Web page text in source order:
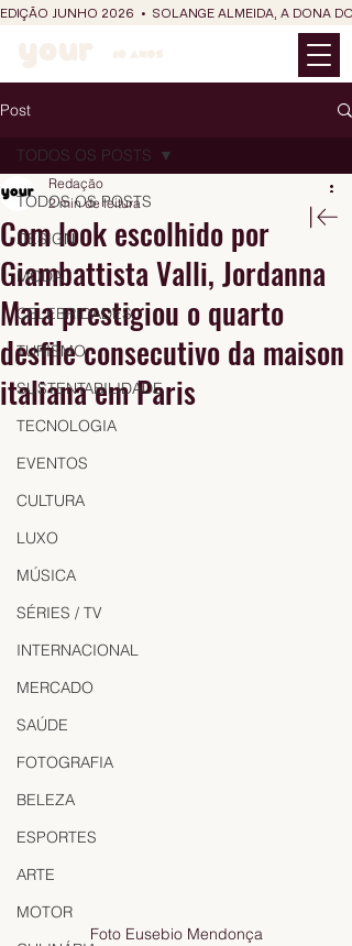
EDIÇÃO JUNHO 2026  •  SOLANGE ALMEIDA, A DONA
Post
TODOS OS POSTS
DESIGN
MODA
CELEBRIDADES
TURISMO
SUSTENTABILIDADE
TECNOLOGIA
EVENTOS
CULTURA
LUXO
MÚSICA
SÉRIES / TV
INTERNACIONAL
MERCADO
SAÚDE
FOTOGRAFIA
BELEZA
ESPORTES
ARTE
MOTOR
TODOS OS POSTS
Com look escolhido por
Giambattista Valli, Jordanna
Maia prestigiou o quarto
desfile consecutivo da maison
italiana em Paris
Redação
2 min de leitura
Foto Eusebio Mendonça